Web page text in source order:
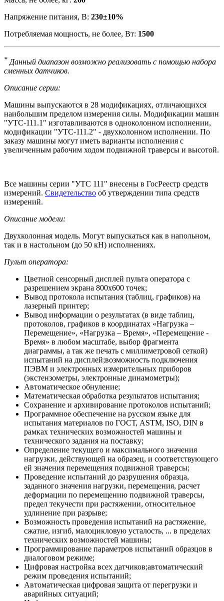
Напряжение питания, В: 230±10%
Потребляемая мощность, не более, Вт: 1500
* Данный диапазон возможно реализовать с помощью набора
сменных датчиков.
Описание серии:
Машины выпускаются в 28 модификациях, отличающихся
наибольшим пределом измерения силы. Модификации машин
"УТС-111.1" изготавливаются в одноколонном исполнении,
модификации "УТС-111.2" - двухколонном исполнении. По
заказу машины могут иметь варианты исполнения с
увеличенным рабочим ходом подвижной траверсы и высотой.
Все машины серии "УТС 111" внесены в ГосРеестр средств
измерений. Свидетельство об утверждении типа средств
измерений.
Описание модели:
Двухколонная модель. Могут выпускаться как в напольном,
так и в настольном (до 50 кН) исполнениях.
Пульт оператора:
Цветной сенсорный дисплей пульта оператора с
разрешением экрана 800х600 точек;
Вывод протокола испытания (таблиц, графиков) на
лазерный принтер;
Вывод информации о результатах (в виде таблиц,
протоколов, графиков в координатах «Нагрузка –
Перемещение», «Нагрузка – Время», «Перемещение -
Время» в любом масштабе, выбор фрагмента
диаграммы, а так же печать с миллиметровой сеткой)
испытаний на дисплей;возможность подключения
ПЭВМ и электронных измерительных приборов
(экстензометры, электронные динамометры);
Автоматическое обнуление;
Математическая обработка результатов испытания;
Сохранение и архивирование протоколов испытаний;
Программное обеспечение на русском языке для
испытания материалов по ГОСТ, ASTM, ISO, DIN в
рамках технических возможностей машины и
технического задания на поставку;
Определение текущего и максимального значения
нагрузки, действующей на образец, и соответствующего
ей значения перемещения подвижной траверсы;
Проведение испытаний до разрушения образца,
заданного значения нагрузки, перемещения, расчет
деформации по перемещению подвижной траверсы,
предел текучести при растяжении, относительное
удлинение при разрыве;
Возможность проведения испытаний на растяжение,
сжатие, изгиб, малоцикловую усталость, ... в пределах
технических возможностей машины;
Программирование параметров испытаний образцов в
диалоговом режиме;
Цифровая настройка всех датчиков;автоматический
режим проведения испытаний;
Автоматическая цифровая защита от перегрузки и
аварийных ситуаций;